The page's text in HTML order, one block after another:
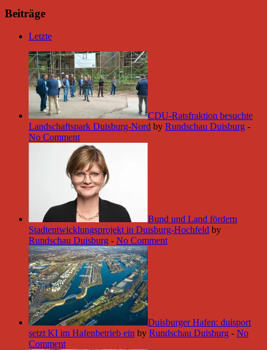
Beiträge
Letzte
CDU-Ratsfraktion besuchte
Landschaftspark Duisburg-Nord by Rundschau Duisburg -
No Comment
Bund und Land fördern
Stadtentwicklungsprojekt in Duisburg-Hochfeld by
Rundschau Duisburg - No Comment
Duisburger Hafen: duisport
setzt KI im Hafenbetrieb ein by Rundschau Duisburg - No
Comment